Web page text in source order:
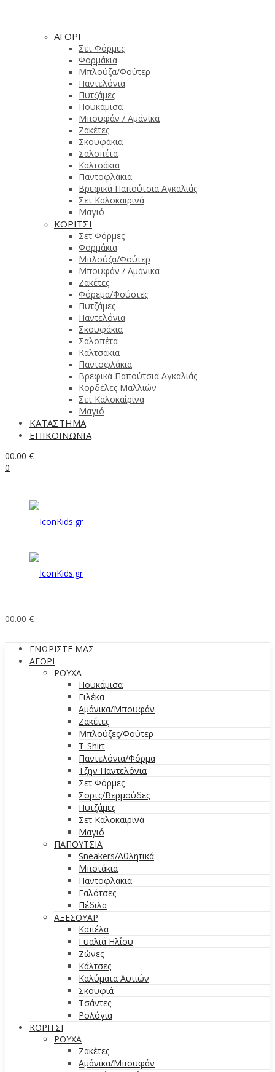
ΑΓΟΡΙ
Σετ Φόρμες
Φορμάκια
Μπλούζα/Φούτερ
Παντελόνια
Πυτζάμες
Πουκάμισα
Μπουφάν / Αμάνικα
Ζακέτες
Σκουφάκια
Σαλοπέτα
Καλτσάκια
Παντοφλάκια
Βρεφικά Παπούτσια Αγκαλιάς
Σετ Καλοκαιρινά
Μαγιό
ΚΟΡΙΤΣΙ
Σετ Φόρμες
Φορμάκια
Μπλούζα/Φούτερ
Μπουφάν / Αμάνικα
Ζακέτες
Φόρεμα/Φούστες
Πυτζάμες
Παντελόνια
Σκουφάκια
Σαλοπέτα
Καλτσάκια
Παντοφλάκια
Βρεφικά Παπούτσια Αγκαλιάς
Κορδέλες Μαλλιών
Σετ Καλοκαίρινα
Μαγιό
ΚΑΤΑΣΤΗΜΑ
ΕΠΙΚΟΙΝΩΝΙΑ
00.00 €
0
00.00 €
ΓΝΩΡΙΣΤΕ ΜΑΣ
ΑΓΟΡΙ
ΡΟΥΧΑ
Πουκάμισα
Γιλέκα
Αμάνικα/Μπουφάν
Ζακέτες
Μπλούζες/Φούτερ
T-Shirt
Παντελόνια/Φόρμα
Τζην Παντελόνια
Σετ Φόρμες
Σορτς/Βερμούδες
Πυτζάμες
Σετ Καλοκαιρινά
Μαγιό
ΠΑΠΟΥΤΣΙΑ
Sneakers/Aθλητικά
Μποτάκια
Παντοφλάκια
Γαλότσες
Πέδιλα
ΑΞΕΣΟΥΑΡ
Καπέλα
Γυαλιά Ηλίου
Ζώνες
Κάλτσες
Καλύματα Αυτιών
Σκουφιά
Τσάντες
Ρολόγια
ΚΟΡΙΤΣΙ
ΡΟΥΧΑ
Ζακέτες
Αμάνικα/Μπουφάν